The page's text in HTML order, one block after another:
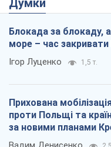
Думки
Блокада за блокаду,
море – час закривати
Ігор Луценко 1,5 т.
Прихована
проти Польщі та
за новими планами